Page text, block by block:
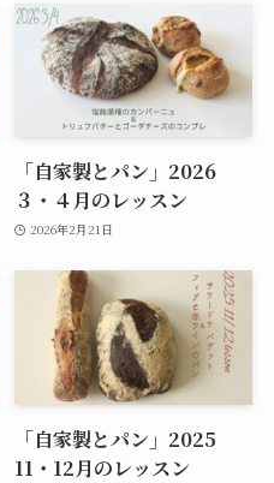
「自家製とパン」2026
３・４月のレッスン
2026年2月21日
「自家製とパン」2025
11・12月のレッスン